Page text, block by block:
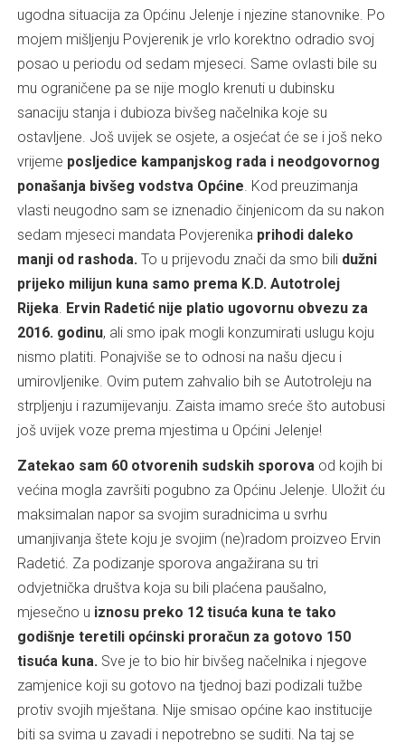
ugodna situacija za Općinu Jelenje i njezine stanovnike. Po
mojem mišljenju Povjerenik je vrlo korektno odradio svoj
posao u periodu od sedam mjeseci. Same ovlasti bile su
mu ograničene pa se nije moglo krenuti u dubinsku
sanaciju stanja i dubioza bivšeg načelnika koje su
ostavljene. Još uvijek se osjete, a osjećat će se i još neko
vrijeme posljedice kampanjskog rada i neodgovornog
ponašanja bivšeg vodstva Općine. Kod preuzimanja
vlasti neugodno sam se iznenadio činjenicom da su nakon
sedam mjeseci mandata Povjerenika prihodi daleko
manji od rashoda. To u prijevodu znači da smo bili dužni
prijeko milijun kuna samo prema K.D. Autotrolej
Rijeka. Ervin Radetić nije platio ugovornu obvezu za
2016. godinu, ali smo ipak mogli konzumirati uslugu koju
nismo platiti. Ponajviše se to odnosi na našu djecu i
umirovljenike. Ovim putem zahvalio bih se Autotroleju na
strpljenju i razumijevanju. Zaista imamo sreće što autobusi
još uvijek voze prema mjestima u Općini Jelenje!
Zatekao sam 60 otvorenih sudskih sporova od kojih bi
većina mogla završiti pogubno za Općinu Jelenje. Uložit ću
maksimalan napor sa svojim suradnicima u svrhu
umanjivanja štete koju je svojim (ne)radom proizveo Ervin
Radetić. Za podizanje sporova angažirana su tri
odvjetnička društva koja su bili plaćena paušalno,
mjesečno u iznosu preko 12 tisuća kuna te tako
godišnje teretili općinski proračun za gotovo 150
tisuća kuna. Sve je to bio hir bivšeg načelnika i njegove
zamjenice koji su gotovo na tjednoj bazi podizali tužbe
protiv svojih mještana. Nije smisao općine kao institucije
biti sa svima u zavadi i nepotrebno se suditi. Na taj se